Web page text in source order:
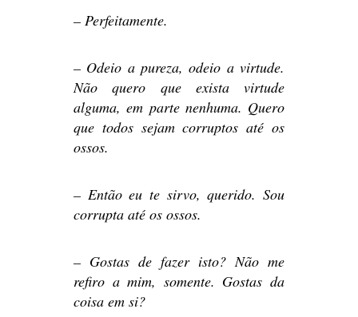
– Perfeitamente.
– Odeio a pureza, odeio a virtude.
Não quero que exista virtude
alguma, em parte nenhuma. Quero
que todos sejam corruptos até os
ossos.
– Então eu te sirvo, querido. Sou
corrupta até os ossos.
– Gostas de fazer isto? Não me
refiro a mim, somente. Gostas da
coisa em si?